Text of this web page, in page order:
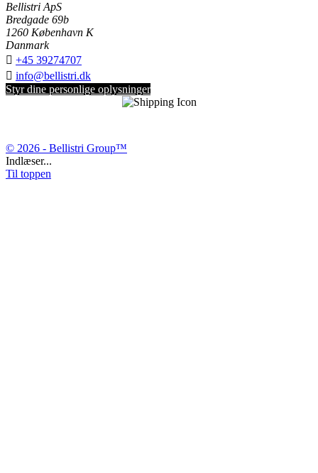
Bellistri ApS
Bredgade 69b
1260 København K
Danmark
 +45 39274707
 info@bellistri.dk
Styr dine personlige oplysninger
© 2026 - Bellistri Group™
Indlæser...
Til toppen